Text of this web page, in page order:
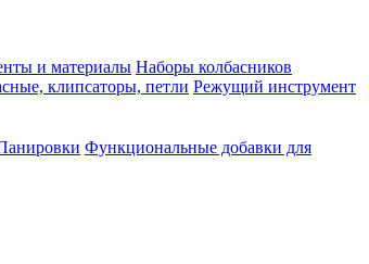
и материалы Наборы колбасников
клипсаторы, петли Режущий инструмент
Функциональные добавки для